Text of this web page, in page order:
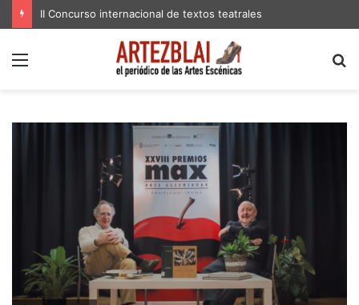
II Concurso internacional de textos teatrales
Menú